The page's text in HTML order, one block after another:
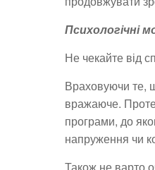
Психологічні
Не чекайте від
Враховуючи те,
вражаюче.
програми, до
напруження чи